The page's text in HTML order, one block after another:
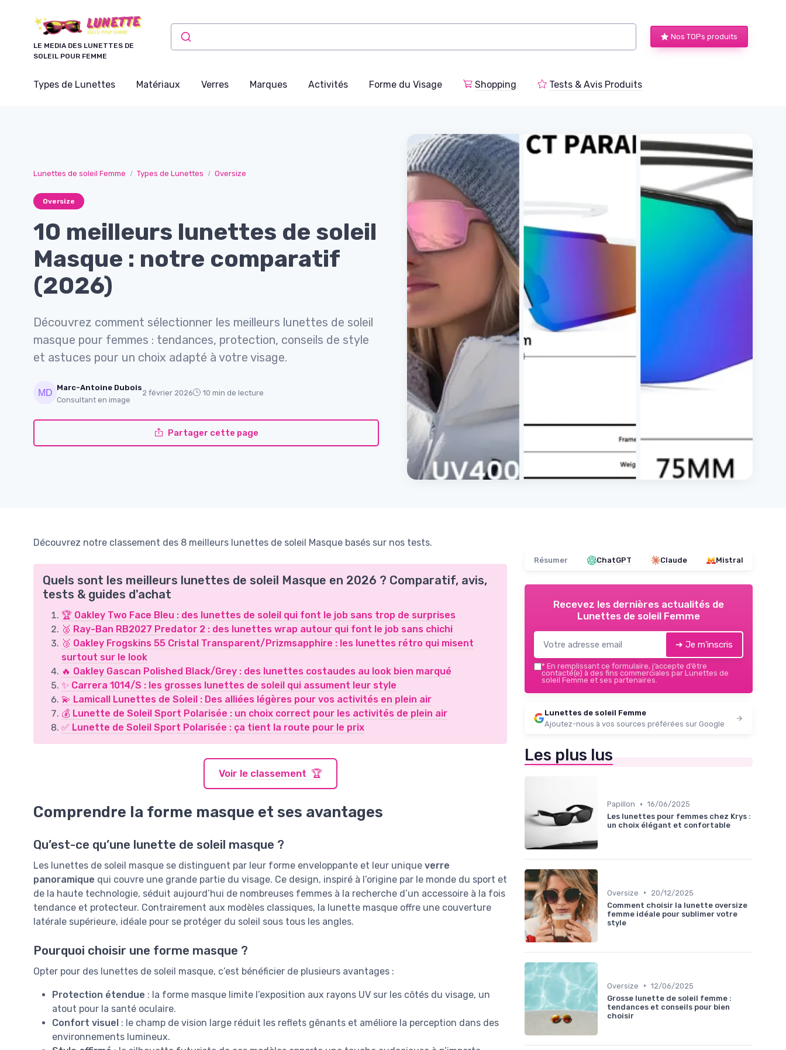
LE MEDIA DES LUNETTES DE
SOLEIL POUR FEMME
Nos TOPs produits
Types de Lunettes Matériaux Verres Marques Activités Forme du Visage Shopping Tests & Avis Produits
Lunettes de soleil Femme Types de Lunettes Oversize
Oversize
10 meilleurs lunettes de soleil
Masque : notre comparatif
(2026)
Découvrez comment sélectionner les meilleurs lunettes de soleil
masque pour femmes : tendances, protection, conseils de style
et astuces pour un choix adapté à votre visage.
Marc-Antoine Dubois
Consultant en image
2 février 2026 10 min de lecture
Partager cette page
Découvrez notre classement des 8 meilleurs lunettes de soleil Masque basés sur nos tests.
Quels sont les meilleurs lunettes de soleil Masque en 2026 ? Comparatif, avis,
tests & guides d'achat
🏆 Oakley Two Face Bleu : des lunettes de soleil qui font le job sans trop de surprises
🥈 Ray-Ban RB2027 Predator 2 : des lunettes wrap autour qui font le job sans chichi
🥉 Oakley Frogskins 55 Cristal Transparent/Prizmsapphire : les lunettes rétro qui misent
surtout sur le look
🔥 Oakley Gascan Polished Black/Grey : des lunettes costaudes au look bien marqué
✨ Carrera 1014/S : les grosses lunettes de soleil qui assument leur style
💫 Lamicall Lunettes de Soleil : Des alliées légères pour vos activités en plein air
💰 Lunette de Soleil Sport Polarisée : un choix correct pour les activités de plein air
✅ Lunette de Soleil Sport Polarisée : ça tient la route pour le prix
Voir le classement 🏆
Comprendre la forme masque et ses avantages
Qu’est-ce qu’une lunette de soleil masque ?
Les lunettes de soleil masque se distinguent par leur forme enveloppante et leur unique verre
panoramique qui couvre une grande partie du visage. Ce design, inspiré à l’origine par le monde du sport et
de la haute technologie, séduit aujourd’hui de nombreuses femmes à la recherche d’un accessoire à la fois
tendance et protecteur. Contrairement aux modèles classiques, la lunette masque offre une couverture
latérale supérieure, idéale pour se protéger du soleil sous tous les angles.
Pourquoi choisir une forme masque ?
Opter pour des lunettes de soleil masque, c’est bénéficier de plusieurs avantages :
Protection étendue : la forme masque limite l’exposition aux rayons UV sur les côtés du visage, un
atout pour la santé oculaire.
Confort visuel : le champ de vision large réduit les reflets gênants et améliore la perception dans des
environnements lumineux.
Résumer ChatGPT Claude Mistral
Recevez les dernières actualités de
Lunettes de soleil Femme
➔ Je m'inscris
* En remplissant ce formulaire, j’accepte d’être
contacté(e) à des fins commerciales par Lunettes de
soleil Femme et ses partenaires.
Lunettes de soleil Femme
Ajoutez-nous à vos sources préférées sur Google
Les plus lus
Papillon • 16/06/2025
Les lunettes pour femmes chez Krys :
un choix élégant et confortable
Oversize •
20/12/2025
Comment choisir la lunette oversize
femme idéale pour sublimer votre
style
Oversize • 12/06/2025
Grosse lunette de soleil femme :
tendances et conseils pour bien
choisir